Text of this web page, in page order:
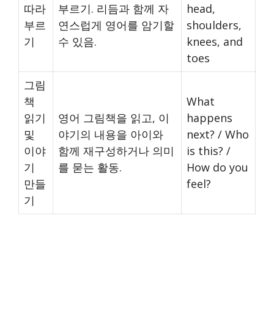
따라
부르
기
부르기. 리듬과 함께 자
연스럽게 영어를 암기할
수 있음.
head,
shoulders,
knees, and
toes
그림
책
읽기
및
이야
기
만들
기
영어 그림책을 읽고, 이
야기의 내용을 아이와
함께 재구성하거나 의미
를 묻는 활동.
What
happens
next? / Who
is this? /
How do you
feel?